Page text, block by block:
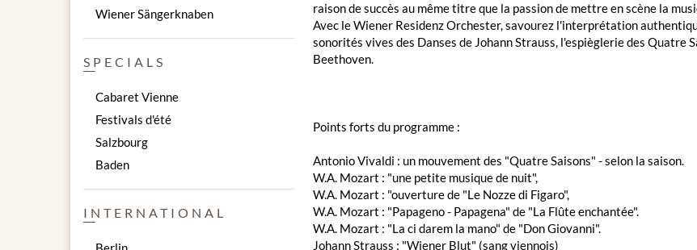
raison de succès au même titre que la passion de mettre en scène la
Avec le Wiener Residenz Orchester, savourez l'interprétation
sonorités vives des Danses de Johann Strauss, l'espièglerie des Quatre
Beethoven.
Points forts du programme :
Antonio Vivaldi : un mouvement des "Quatre Saisons" - selon la saison.
W.A. Mozart : "une petite musique de nuit",
W.A. Mozart : "ouverture de "Le Nozze di Figaro",
W.A. Mozart : "Papageno - Papagena" de "La Flûte enchantée".
W.A. Mozart : "La ci darem la mano" de "Don Giovanni".
Johann Strauss : "Wiener Blut" (sang viennois)
Wiener Sängerknaben
SPECIALS
Cabaret Vienne
Festivals d'été
Salzbourg
Baden
INTERNATIONAL